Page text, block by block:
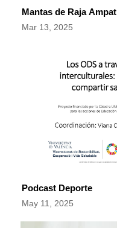
Mantas de Raja Ampat
Mar 13, 2025
Podcast Deporte
May 11, 2025